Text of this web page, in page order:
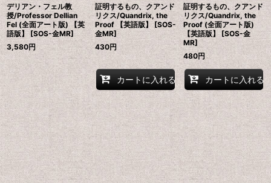
デリアン・フェル教
授/Professor Dellian
Fel (全面アート版) 【英
語版】 [SOS-金MR]
3,580円
証明するもの、クアンド
リクス/Quandrix, the
Proof 【英語版】 [SOS-
金MR]
430円
カートに入れる
証明するもの、クアンド
リクス/Quandrix, the
Proof (全面アート版)
【英語版】 [SOS-金
MR]
480円
カートに入れる